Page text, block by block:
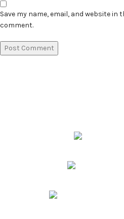
Save my name, email, and website
comment.